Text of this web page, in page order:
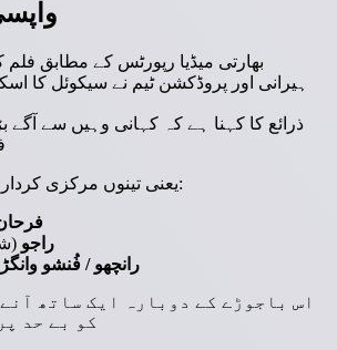
بھارتی میڈیا رپورٹس کے مطابق فلم
ہیرانی اور پروڈکشن ٹیم نے سیکوئل کا
ذرائع کا کہنا ہے کہ کہانی وہیں سے
یعنی تینوں مرکزی کردار دوبارہ نظر آئیں گے:
راجو
رانچھو / فُنشو
اس باجوڑے کے دوبارہ ایک ساتھ
کو بے حد